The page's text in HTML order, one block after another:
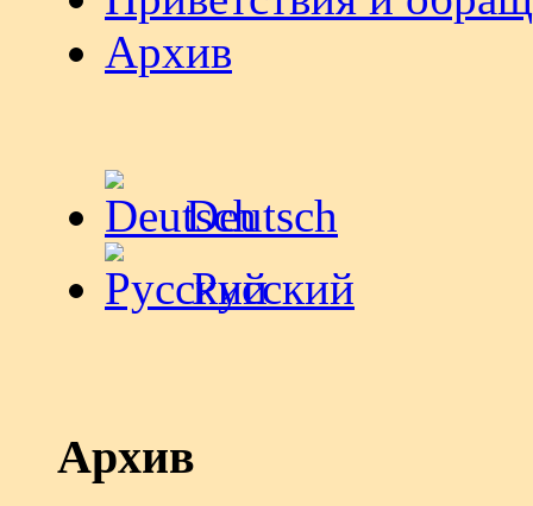
Архив
Deutsch
Русский
Архив